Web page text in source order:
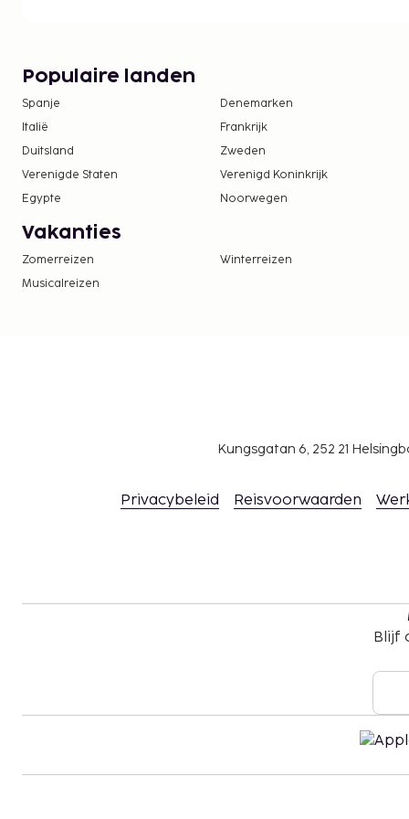
De stad heft de volgende belasting: EUR 3.00
Deze belasting is niet van toepassing op
8 voor kinderen
Deze lijst is mogelijk niet volledig. Toeslagen en
Populaire landen
Spanje Denemarken
Italië
Frankrijk
Duitsland
Zweden
Verenigde Staten
Verenigd Koninkrijk
Egypte
Noorwegen
Vakanties
Zomerreizen Winterreizen
Musicalreizen
Kungsgatan 6, 252 21
Privacybeleid Reisvoorwaarden
Blijf